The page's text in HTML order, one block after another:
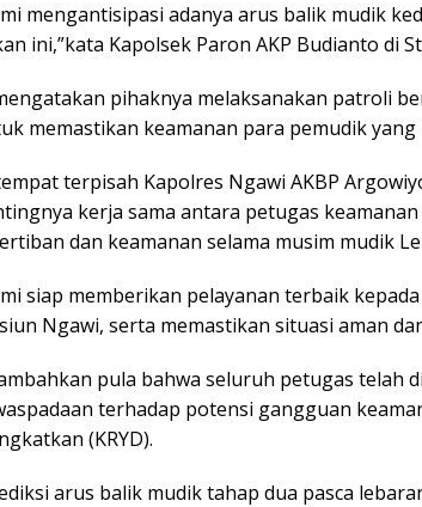
mengantisipasi adanya arus balik mudik
ini,”kata Kapolsek Paron AKP Budianto di
pihaknya melaksanakan patroli
memastikan keamanan para pemudik
terpisah Kapolres Ngawi AKBP
kerja sama antara petugas
dan keamanan selama musim mudik
siap memberikan pelayanan terbaik
Ngawi, serta memastikan situasi aman
pula bahwa seluruh petugas telah
terhadap potensi gangguan
(KRYD).
arus balik mudik tahap dua pasca